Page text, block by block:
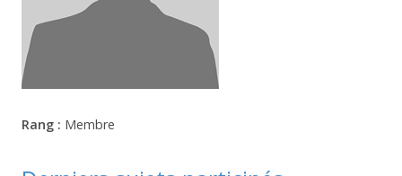
Rang : Membre